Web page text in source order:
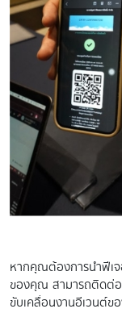
หากคุณต้องการนำฟีเจ
ของคุณ สามารถติดต่
ขับเคลื่อนงานอีเวนต์ขอ